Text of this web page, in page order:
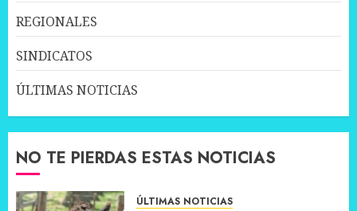
REGIONALES
SINDICATOS
ÚLTIMAS NOTICIAS
NO TE PIERDAS ESTAS NOTICIAS
ÚLTIMAS NOTICIAS